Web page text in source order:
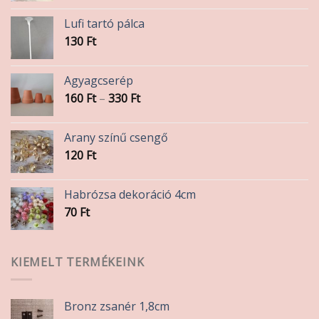
Lufi tartó pálca
130 Ft
Agyagcserép
160 Ft – 330 FtÁrtartomány:
-
330 Ft
Arany színű csengő
120 Ft
Habrózsa dekoráció 4cm
70 Ft
KIEMELT TERMÉKEINK
Bronz zsanér 1,8cm